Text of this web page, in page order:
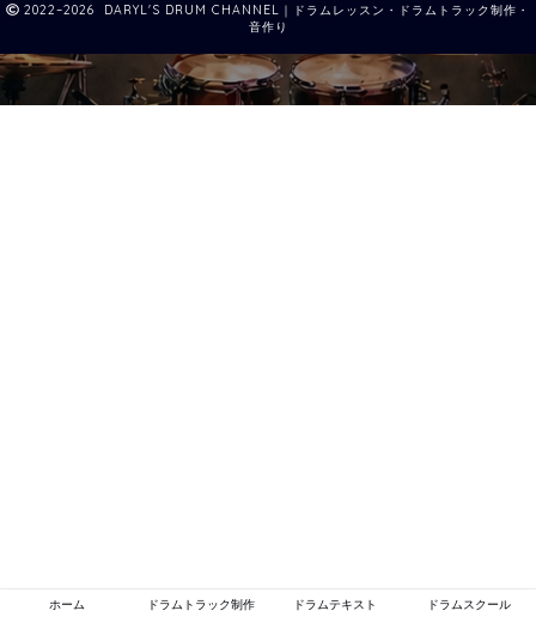
2022–2026 DARYL'S DRUM CHANNEL｜ドラムレッスン・ドラムトラック制作・
音作り
ホーム ドラムトラック制作 ドラムテキスト ドラムスクール